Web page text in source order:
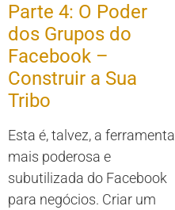
Parte 4: O Poder
dos Grupos do
Facebook –
Construir a Sua
Tribo
Esta é, talvez, a ferramenta
mais poderosa e
subutilizada do Facebook
para negócios. Criar um